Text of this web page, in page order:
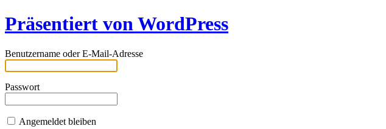
Präsentiert von WordPress
Benutzername oder E-Mail-Adresse
Passwort
Angemeldet bleiben